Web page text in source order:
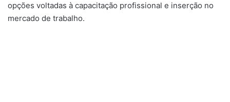
opções voltadas à capacitação profissional e inserção no
mercado de trabalho.